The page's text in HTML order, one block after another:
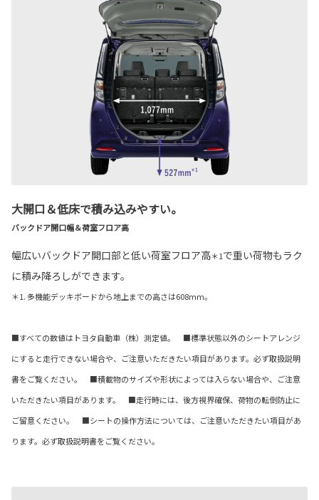
大開口＆低床で積み込みやすい。
バックドア開口幅＆荷室フロア高
幅広いバックドア開口部と低い荷室フロア高＊1で重い荷物もラク
に積み降ろしができます。
＊1. 多機能デッキボードから地上までの高さは608mm。
■すべての数値はトヨタ自動車（株）測定値。 ■標準状態以外のシートアレンジ
にすると走行できない場合や、ご注意いただきたい項目があります。必ず取扱説明
書をご覧ください。 ■積載物のサイズや形状によっては入らない場合や、ご注意
いただきたい項目があります。 ■走行時には、後方視界確保、荷物の転倒防止に
ご留意ください。 ■シートの操作方法については、ご注意いただきたい項目があ
ります。必ず取扱説明書をご覧ください。